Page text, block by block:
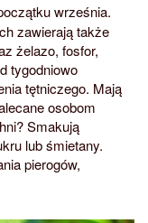
września.
zawierają także
żelazo, fosfor,
tygodniowo
tętniczego. Mają
osobom
Smakują
lub śmietany.
pierogów,